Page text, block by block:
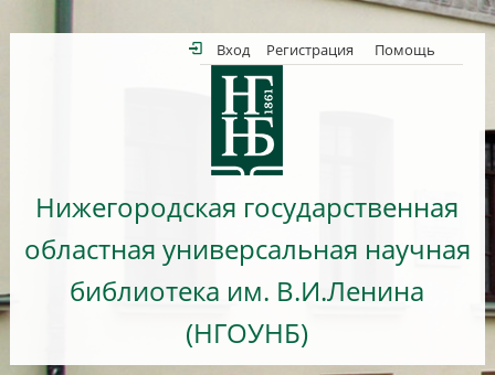
Вход Регистрация Помощь
Нижегородская государственная
областная универсальная научная
библиотека им. В.И.Ленина
(НГОУНБ)